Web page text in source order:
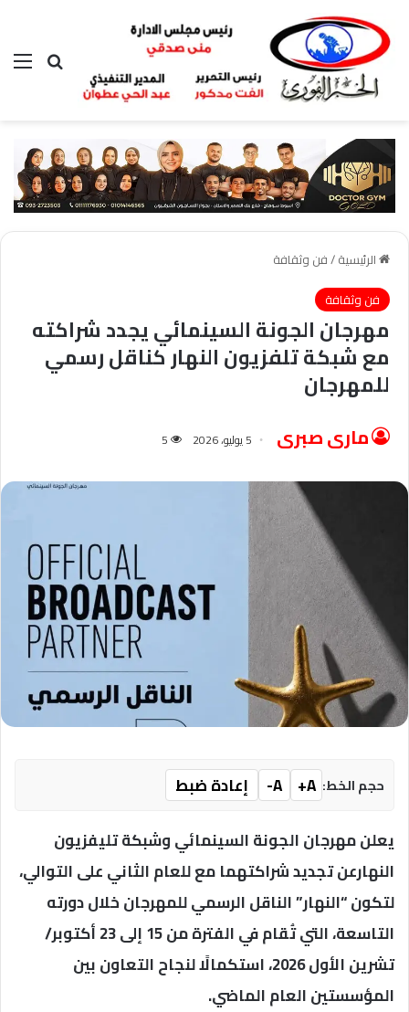
بحث عن
الرئيسية/فن وثقافة
فن وثقافة
مهرجان الجونة السينمائي يجدد شراكته
مع شبكة تلفزيون النهار كناقل رسمي
للمهرجان
مارى صبرى 5 يوليو، 2026 5
حجم الخط: A+
A-
إعادة ضبط
يعلن مهرجان الجونة السينمائي وشبكة تليفزيون
النهارعن تجديد شراكتهما مع للعام الثاني على التوالي،
لتكون “النهار” الناقل الرسمي للمهرجان خلال دورته
التاسعة، التي تُقام في الفترة من 15 إلى 23 أكتوبر/
تشرين الأول 2026، استكمالًا لنجاح التعاون بين
المؤسستين العام الماضي.